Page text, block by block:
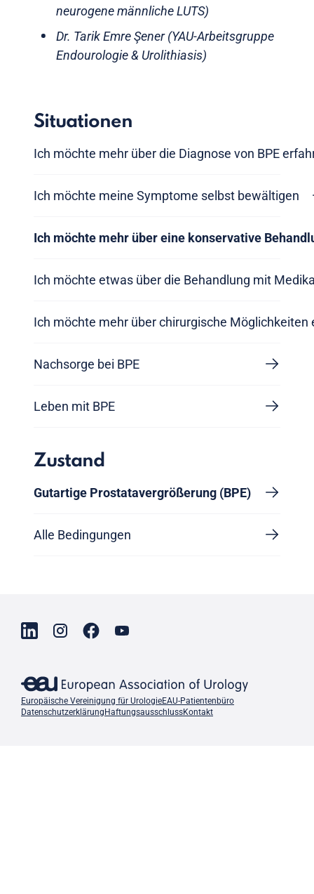
neurogene männliche LUTS)
Dr. Tarik Emre Şener (YAU-Arbeitsgruppe
Endourologie & Urolithiasis)
Situationen
Ich möchte mehr über die Diagnose von BPE
Ich möchte meine Symptome selbst bewältigen
Ich möchte mehr über eine konservative
Ich möchte etwas über die Behandlung mit
Ich möchte mehr über chirurgische Möglichkeiten
Nachsorge bei BPE
Leben mit BPE
Zustand
Gutartige Prostatavergrößerung (BPE)
Alle Bedingungen
Europäische Vereinigung für UrologieEAU-Patientenbüro
Datenschutzerklärung HaftungsausschlussKontakt